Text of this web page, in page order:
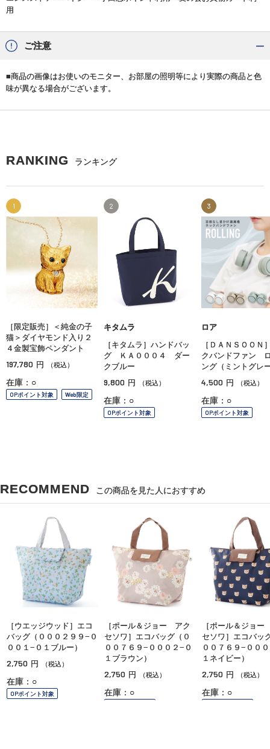
用
ご注意
■商品の画像はお使いのモニター、お部屋の照明等により実際の商品と色
味が異なる場合がございます。
RANKING ランキング
1
［限定販売］＜純金の子
猫＞ダイヤモンド入り２
４金製宝飾ペンダント
197,780 円 （税込）
在庫：○
OPポイント対象 Web限定
2
キタムラ
［キタムラ］ハンドバッ
グ ＫＡ０００４ ダー
クブルー
9,800 円 （税込）
在庫：○
OPポイント対象
3
ロア
［ＤＡＮＳＯＯＮ
クバンドファン
ング（ミントグレ
4,500 円 （税込）
在庫：○
OPポイント対象
RECOMMEND この商品を見た人におすすめ
［ウエッジウッド］エコ
バッグ（０００２９９−０
００１−０１ブルー）
2,750 円 （税込）
在庫：○
OPポイント対象
［ポール＆ジョー アク
セソワ］エコバッグ（０
００７６９−０００２−０
１ブラウン）
2,750 円 （税込）
在庫：○
［ポール＆ジョ
セソワ］エコバッ
００７６９−００
１ネイビー）
2,750 円 （税込）
在庫：○